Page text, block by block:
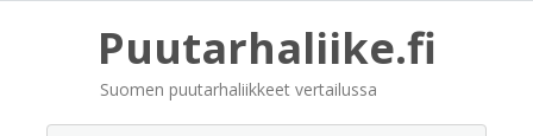
Puutarhaliike.fi
Suomen puutarhaliikkeet vertailussa